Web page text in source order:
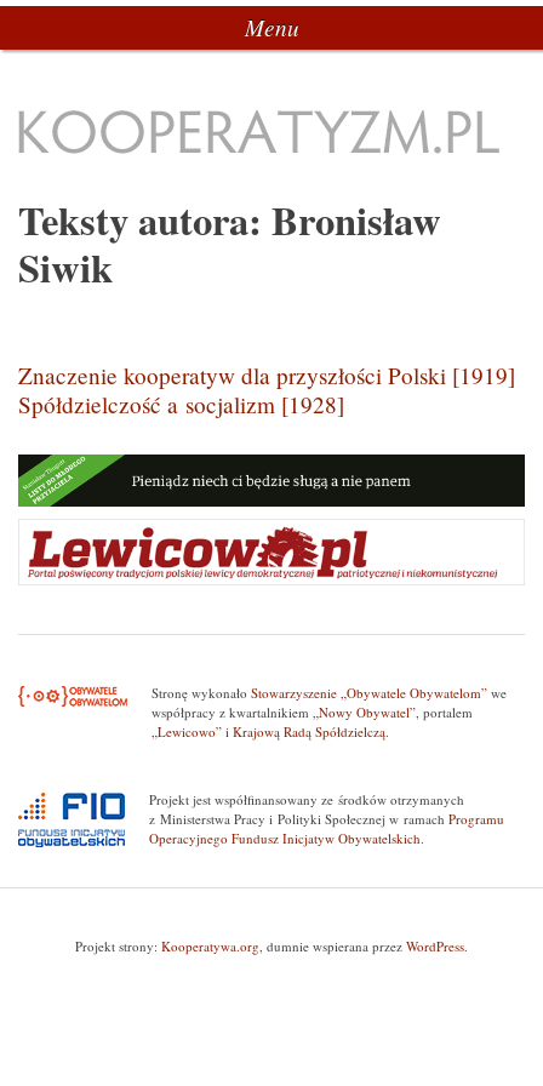
Menu
Teksty autora: Bronisław
Siwik
Znaczenie kooperatyw dla przyszłości Polski [1919]
Spółdzielczość a socjalizm [1928]
Nawigacja po wpisach
Stronę wykonało Stowarzyszenie „Obywatele Obywatelom” we
współpracy z kwartalnikiem „Nowy Obywatel” , portalem
„Lewicowo” i Krajową Radą Spółdzielczą
Projekt jest współfinansowany ze środków otrzymanych
z Ministerstwa Pracy i Polityki Społecznej w ramach Programu
Operacyjnego Fundusz Inicjatyw Obywatelskich
Projekt strony: Kooperatywa.org , dumnie wspierana przez WordPress